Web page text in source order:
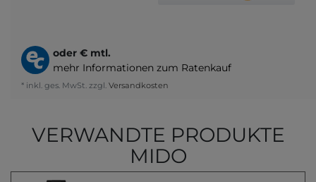
oder € mtl.
mehr Informationen zum Ratenkauf
* inkl. ges. MwSt. zzgl. Versandkosten
VERWANDTE PRODUKTE
MIDO